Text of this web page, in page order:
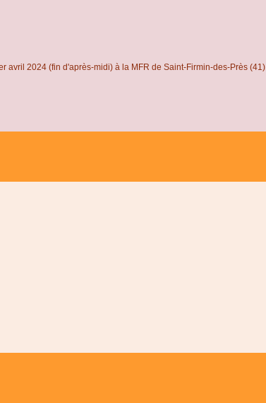
avril 2024 (fin d'après-midi) à la MFR de Saint-Firmin-des-Près (41)